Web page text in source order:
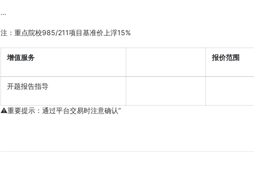
…
注：重点院校985/211项目基准价上浮15%
增值服务 报价范围
开题报告指导
⚠️重要提示：通过平台交易时注意确认”